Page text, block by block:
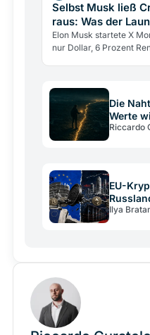
Selbst Musk ließ
raus: Was der
Elon Musk startete X
nur Dollar, 6 Prozent
Die
Werte
Riccardo
EU-
Ilya